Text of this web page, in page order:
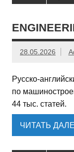
28.05.2026
Русско-
по
44 тыс. статей.
ЧИТАТЬ